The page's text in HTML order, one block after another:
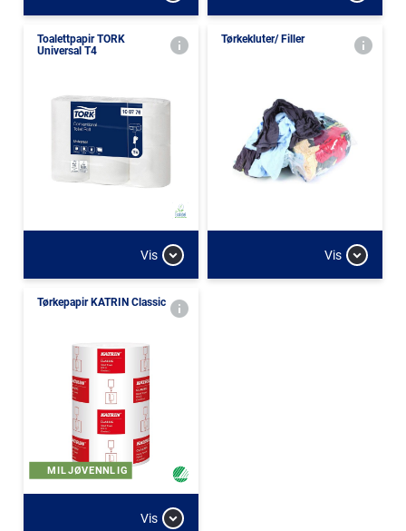
Toalettpapir TORK
Universal T4
Vis
Tørkekluter/ Filler
Vis
Tørkepapir KATRIN Classic
MILJØVENNLIG
Vis